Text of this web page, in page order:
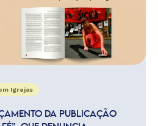
Igrejas
DA PUBLICAÇÃO